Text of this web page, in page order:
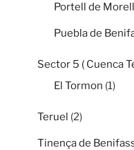
Portell de
Puebla de
Sector 5 ( Cuenca
El Tormon (1)
Teruel (2)
Tinença de